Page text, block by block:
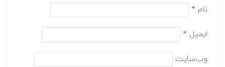
نام *
ایمیل *
وب‌سایت